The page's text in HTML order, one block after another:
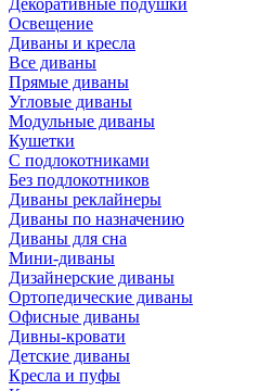
Декоративные подушки
Освещение
Диваны и кресла
Все диваны
Прямые диваны
Угловые диваны
Модульные диваны
Кушетки
С подлокотниками
Без подлокотников
Диваны реклайнеры
Диваны по назначению
Диваны для сна
Мини-диваны
Дизайнерские диваны
Ортопедические диваны
Офисные диваны
Дивны-кровати
Детские диваны
Кресла и пуфы